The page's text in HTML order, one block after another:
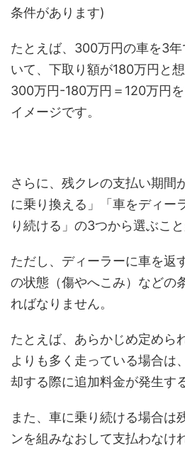
条件があります)
たとえば、300万円の車を3
いて、下取り額が180万円と
300万円-180万円＝120万円
イメージです。
さらに、残クレの支払い期間
に乗り換える」「車をディー
り続ける」の3つから選ぶこと
ただし、ディーラーに車を返
の状態（傷やへこみ）などの
ればなりません。
たとえば、あらかじめ定めら
よりも多く走っている場合は
却する際に追加料金が発生す
また、車に乗り続ける場合は
ンを組みなおして支払わなけ